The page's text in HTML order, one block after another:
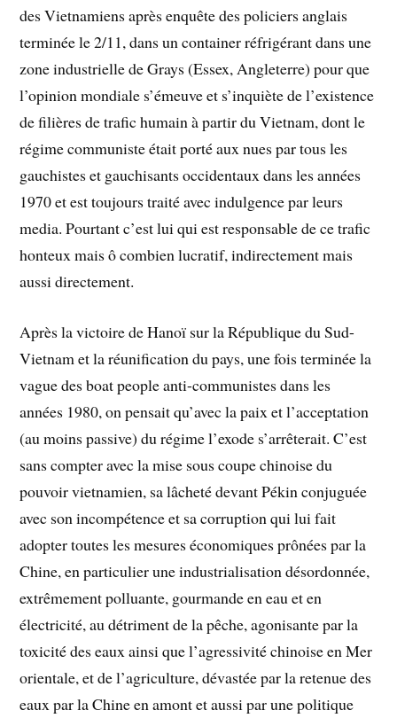
des Vietnamiens après enquête des policiers anglais
terminée le 2/11, dans un container réfrigérant dans une
zone industrielle de Grays (Essex, Angleterre) pour que
l’opinion mondiale s’émeuve et s’inquiète de l’existence
de filières de trafic humain à partir du Vietnam, dont le
régime communiste était porté aux nues par tous les
gauchistes et gauchisants occidentaux dans les années
1970 et est toujours traité avec indulgence par leurs
media. Pourtant c’est lui qui est responsable de ce trafic
honteux mais ô combien lucratif, indirectement mais
aussi directement.
Après la victoire de Hanoï sur la République du Sud-
Vietnam et la réunification du pays, une fois terminée la
vague des boat people anti-communistes dans les
années 1980, on pensait qu’avec la paix et l’acceptation
(au moins passive) du régime l’exode s’arrêterait. C’est
sans compter avec la mise sous coupe chinoise du
pouvoir vietnamien, sa lâcheté devant Pékin conjuguée
avec son incompétence et sa corruption qui lui fait
adopter toutes les mesures économiques prônées par la
Chine, en particulier une industrialisation désordonnée,
extrêmement polluante, gourmande en eau et en
électricité, au détriment de la pêche, agonisante par la
toxicité des eaux ainsi que l’agressivité chinoise en Mer
orientale, et de l’agriculture, dévastée par la retenue des
eaux par la Chine en amont et aussi par une politique